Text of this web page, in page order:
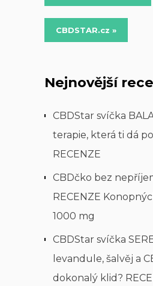
CBDSTAR.cz »
Nejnovější
CBDStar svíčka
terapie, která ti dá
RECENZE
CBDčko bez
RECENZE
1000 mg
CBDStar svíčka
levandule, šalvěj a
dokonalý klid?